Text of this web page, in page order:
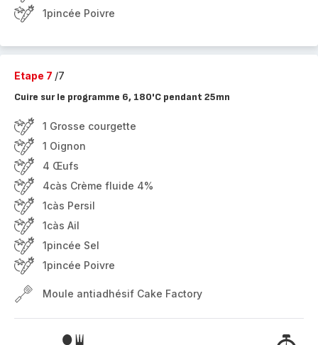
1pincée Poivre
Etape 7 /7
Cuire sur le programme 6, 180'C pendant 25mn
1 Grosse courgette
1 Oignon
4 Œufs
4càs Crème fluide 4%
1càs Persil
1càs Ail
1pincée Sel
1pincée Poivre
Moule antiadhésif Cake Factory